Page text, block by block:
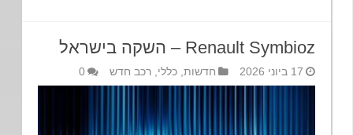
Renault Symbioz – השקה בישראל
17 ביוני 2026 חדשות,כללי ,רכב חדש